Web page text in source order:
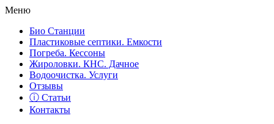
Меню
Био Станции
Пластиковые септики. Емкости
Погреба. Кессоны
Жироловки. КНС. Дачное
Водоочистка. Услуги
Отзывы
ⓘ Статьи
Контакты